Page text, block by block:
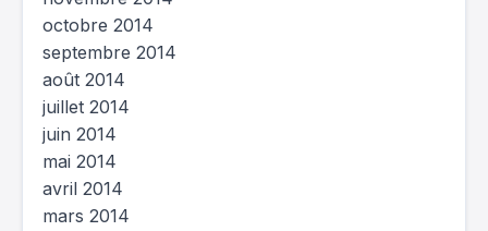
octobre 2014
septembre 2014
août 2014
juillet 2014
juin 2014
mai 2014
avril 2014
mars 2014